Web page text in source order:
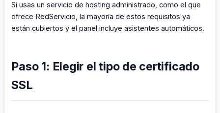
Si usas un servicio de hosting administrado, como el que
ofrece RedServicio, la mayoría de estos requisitos ya
están cubiertos y el panel incluye asistentes automáticos.
Paso 1: Elegir el tipo de certificado
SSL